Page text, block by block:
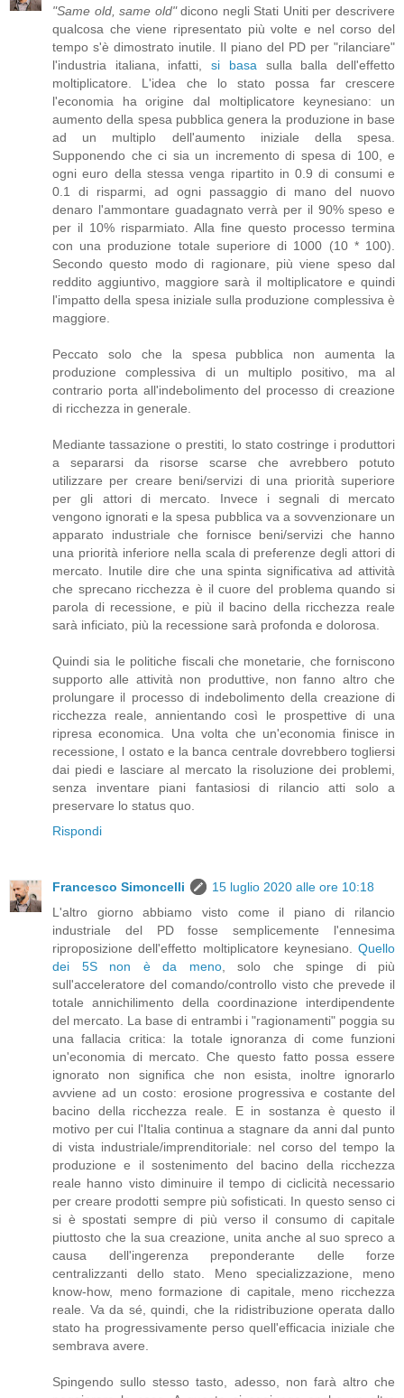
"Same old, same old"dicono negli Stati Uniti per descrivere
qualcosa che viene ripresentato più volte e nel corso del
tempo s'è dimostrato inutile. Il piano del PD per "rilanciare"
l'industria italiana, infatti,si basa sulla balla dell'effetto
moltiplicatore. L'idea che lo stato possa far crescere
l'economia ha origine dal moltiplicatore keynesiano: un
aumento della spesa pubblica genera la produzione in base
ad un multiplo dell'aumento iniziale della spesa.
Supponendo che ci sia un incremento di spesa di 100, e
ogni euro della stessa venga ripartito in 0.9 di consumi e
0.1 di risparmi, ad ogni passaggio di mano del nuovo
denaro l'ammontare guadagnato verrà per il 90% speso e
per il 10% risparmiato. Alla fine questo processo termina
con una produzione totale superiore di 1000 (10 * 100).
Secondo questo modo di ragionare, più viene speso dal
reddito aggiuntivo, maggiore sarà il moltiplicatore e quindi
l'impatto della spesa iniziale sulla produzione complessiva è
maggiore.
Peccato solo che la spesa pubblica non aumenta la
produzione complessiva di un multiplo positivo, ma al
contrario porta all'indebolimento del processo di creazione
di ricchezza in generale.
Mediante tassazione o prestiti, lo stato costringe i produttori
a separarsi da risorse scarse che avrebbero potuto
utilizzare per creare beni/servizi di una priorità superiore
per gli attori di mercato. Invece i segnali di mercato
vengono ignorati e la spesa pubblica va a sovvenzionare un
apparato industriale che fornisce beni/servizi che hanno
una priorità inferiore nella scala di preferenze degli attori di
mercato. Inutile dire che una spinta significativa ad attività
che sprecano ricchezza è il cuore del problema quando si
parola di recessione, e più il bacino della ricchezza reale
sarà inficiato, più la recessione sarà profonda e dolorosa.
Quindi sia le politiche fiscali che monetarie, che forniscono
supporto alle attività non produttive, non fanno altro che
prolungare il processo di indebolimento della creazione di
ricchezza reale, annientando così le prospettive di una
ripresa economica. Una volta che un'economia finisce in
recessione, l ostato e la banca centrale dovrebbero togliersi
dai piedi e lasciare al mercato la risoluzione dei problemi,
senza inventare piani fantasiosi di rilancio atti solo a
preservare lo status quo.
Rispondi
Francesco Simoncelli
15 luglio 2020 alle ore 10:18
L'altro giorno abbiamo visto come il piano di rilancio
industriale del PD fosse semplicemente l'ennesima
riproposizione dell'effetto moltiplicatore keynesiano. Quello
dei 5S non è da meno, solo che spinge di più
sull'acceleratore del comando/controllo visto che prevede il
totale annichilimento della coordinazione interdipendente
del mercato. La base di entrambi i "ragionamenti" poggia su
una fallacia critica: la totale ignoranza di come funzioni
un'economia di mercato. Che questo fatto possa essere
ignorato non significa che non esista, inoltre ignorarlo
avviene ad un costo: erosione progressiva e costante del
bacino della ricchezza reale. E in sostanza è questo il
motivo per cui l'Italia continua a stagnare da anni dal punto
di vista industriale/imprenditoriale: nel corso del tempo la
produzione e il sostenimento del bacino della ricchezza
reale hanno visto diminuire il tempo di ciclicità necessario
per creare prodotti sempre più sofisticati. In questo senso ci
si è spostati sempre di più verso il consumo di capitale
piuttosto che la sua creazione, unita anche al suo spreco a
causa dell'ingerenza preponderante delle forze
centralizzanti dello stato. Meno specializzazione, meno
know-how, meno formazione di capitale, meno ricchezza
reale. Va da sé, quindi, che la ridistribuzione operata dallo
stato ha progressivamente perso quell'efficacia iniziale che
sembrava avere.
Spingendo sullo stesso tasto, adesso, non farà altro che